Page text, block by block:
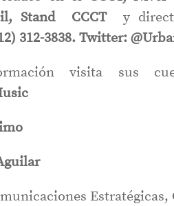
Stand CCCT
y
312-3838. Twitter:
visita sus
Estratégicas,